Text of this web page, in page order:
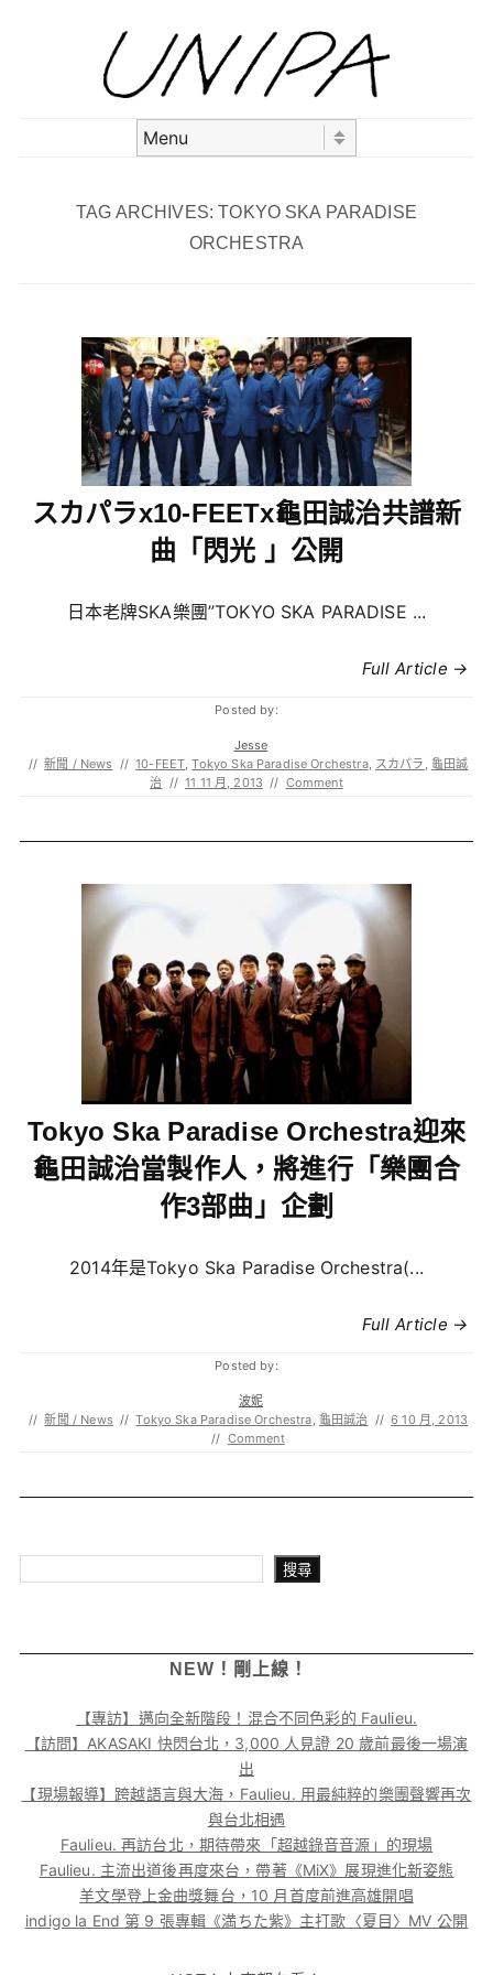
TAG ARCHIVES:TOKYO SKA PARADISE
ORCHESTRA
スカパラx10-FEETx龜田誠治共譜新
曲「閃光 」公開
日本老牌SKA樂團”TOKYO SKA PARADISE ...
Full Article →
Posted by:
Jesse
// 新聞 / News // 10-FEET,Tokyo Ska Paradise Orchestra, スカパラ , 龜田誠
治 // 11 11 月, 2013 // Comment
Tokyo Ska Paradise Orchestra迎來
龜田誠治當製作人，將進行「樂團合
作3部曲」企劃
2014年是Tokyo Ska Paradise Orchestra(...
Full Article →
Posted by:
波妮
// 新聞 / News // Tokyo Ska Paradise Orchestra, 龜田誠治 // 6 10 月, 2013
// Comment
搜尋
NEW！剛上線！
【專訪】邁向全新階段！混合不同色彩的 Faulieu.
【訪問】AKASAKI 快閃台北，3,000 人見證 20 歲前最後一場演
出
【現場報導】跨越語言與大海，Faulieu. 用最純粹的樂團聲響再次
與台北相遇
Faulieu. 再訪台北，期待帶來「超越錄音音源」的現場
Faulieu. 主流出道後再度來台，帶著《MiX》展現進化新姿態
羊文學登上金曲獎舞台，10 月首度前進高雄開唱
indigo la End 第 9 張專輯《満ちた紫》主打歌〈夏目〉MV 公開